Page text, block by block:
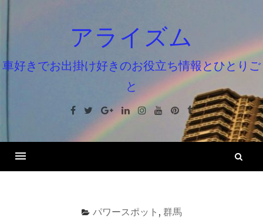
ン
ツ
ッ
アライズム
車好きでお出掛け好きのお役立ち情報とひとりご
と
Facebook
TwitterGoogle+LinkedinInstagramYoutube
Pinterest
Tumblr
パワースポット , 群馬